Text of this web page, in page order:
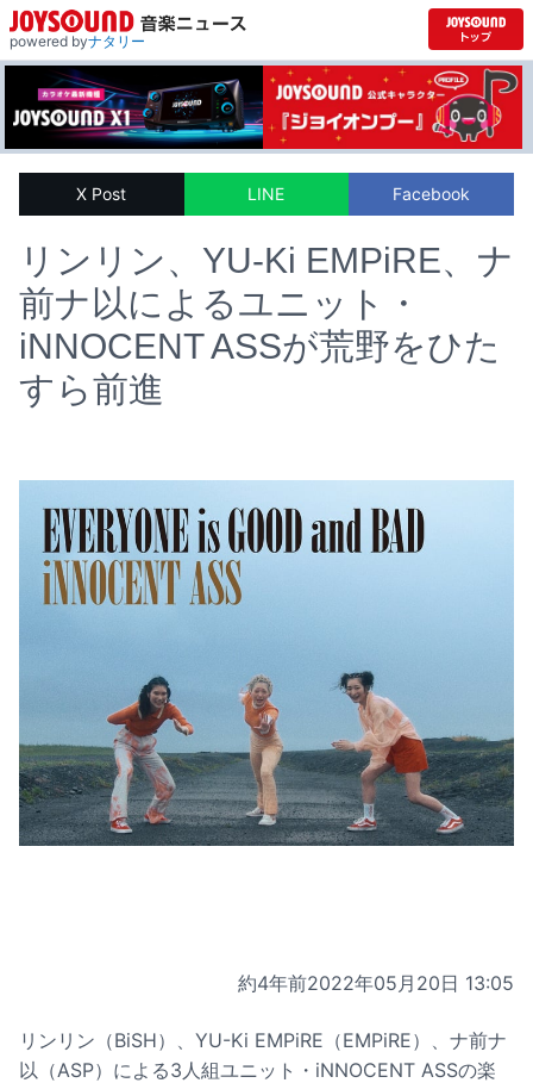
powered byナタリー
X Post LINE Facebook
リンリン、YU-Ki EMPiRE、ナ
前ナ以によるユニット・
iNNOCENT ASSが荒野をひた
すら前進
約4年前2022年05月20日 13:05
リンリン（BiSH）、YU-Ki EMPiRE（EMPiRE）、ナ前ナ
以（ASP）による3人組ユニット・iNNOCENT ASSの楽